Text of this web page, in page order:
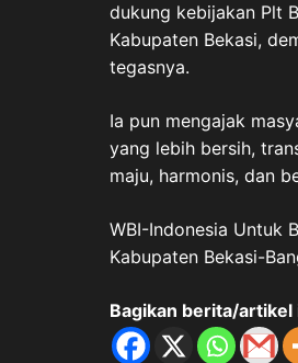
dukung kebijakan Plt
Kabupaten Bekasi,
tegasnya.
Ia pun mengajak
yang lebih bersih,
maju, harmonis, dan
WBI-Indonesia Untuk
Kabupaten Bekasi-
Bagikan berita/artikel